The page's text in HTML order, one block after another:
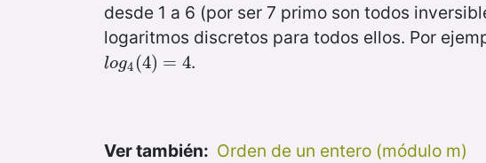
desde 1 a 6 (por ser 7 primo son todos
logaritmos discretos para todos ellos. Por
log4 (4) = 4
log4(4 =4 .
Ver también: Orden de un entero (módulo m)